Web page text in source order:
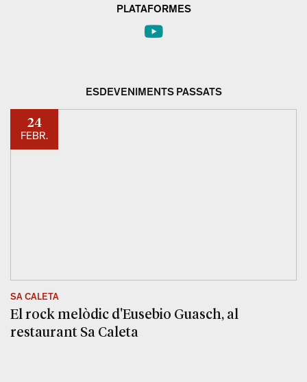
PLATAFORMES
ESDEVENIMENTS PASSATS
24
FEBR.
SA CALETA
El rock melòdic d'Eusebio Guasch, al
restaurant Sa Caleta